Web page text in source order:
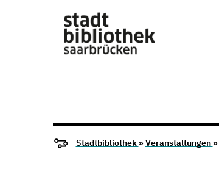
Stadtbibliothek »Veranstaltungen »